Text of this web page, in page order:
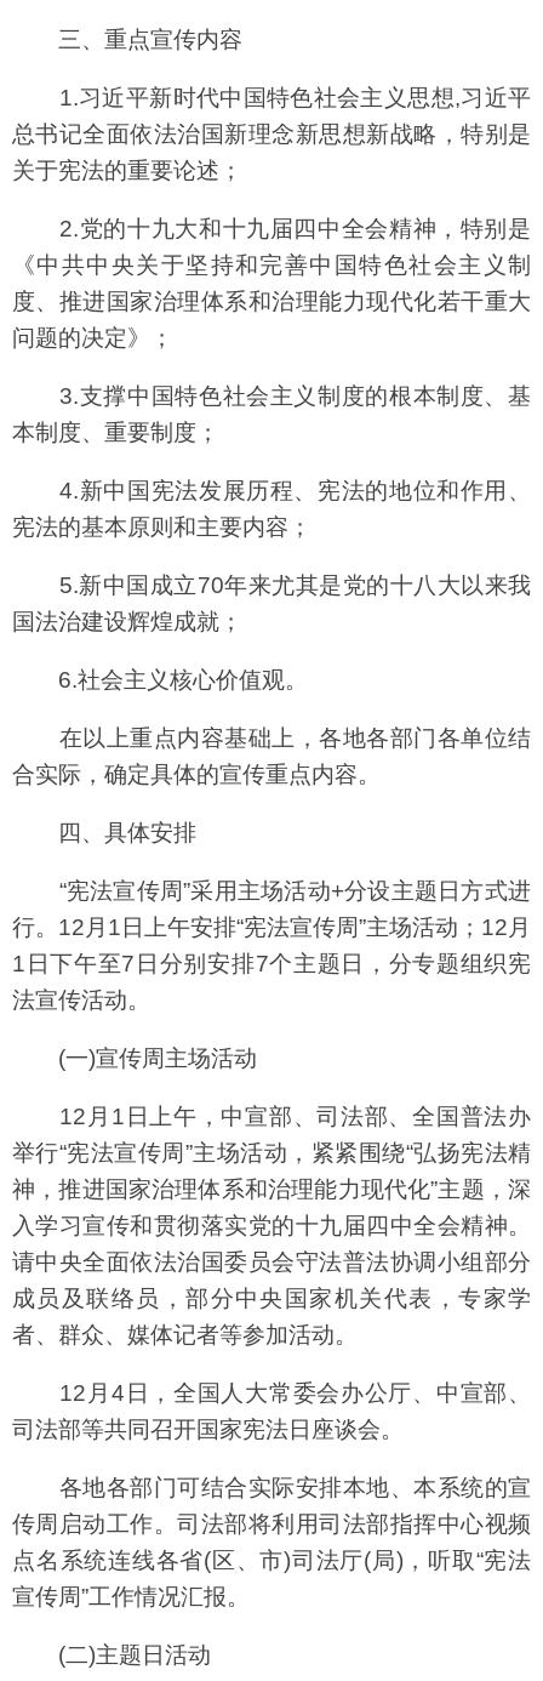
三、重点宣传内容
1.习近平新时代中国特色社会主义思想,习近平
总书记全面依法治国新理念新思想新战略，特别是
关于宪法的重要论述；
2.党的十九大和十九届四中全会精神，特别是
《中共中央关于坚持和完善中国特色社会主义制
度、推进国家治理体系和治理能力现代化若干重大
问题的决定》；
3.支撑中国特色社会主义制度的根本制度、基
本制度、重要制度；
4.新中国宪法发展历程、宪法的地位和作用、
宪法的基本原则和主要内容；
5.新中国成立70年来尤其是党的十八大以来我
国法治建设辉煌成就；
6.社会主义核心价值观。
在以上重点内容基础上，各地各部门各单位结
合实际，确定具体的宣传重点内容。
四、具体安排
“宪法宣传周”采用主场活动+分设主题日方式进
行。12月1日上午安排“宪法宣传周”主场活动；12月
1日下午至7日分别安排7个主题日，分专题组织宪
法宣传活动。
(一)宣传周主场活动
12月1日上午，中宣部、司法部、全国普法办
举行“宪法宣传周”主场活动，紧紧围绕“弘扬宪法精
神，推进国家治理体系和治理能力现代化”主题，深
入学习宣传和贯彻落实党的十九届四中全会精神。
请中央全面依法治国委员会守法普法协调小组部分
成员及联络员，部分中央国家机关代表，专家学
者、群众、媒体记者等参加活动。
12月4日，全国人大常委会办公厅、中宣部、
司法部等共同召开国家宪法日座谈会。
各地各部门可结合实际安排本地、本系统的宣
传周启动工作。司法部将利用司法部指挥中心视频
点名系统连线各省(区、市)司法厅(局)，听取“宪法
宣传周”工作情况汇报。
(二)主题日活动